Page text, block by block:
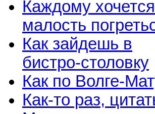
Каждому хочется
малость
Как зайдешь в
бистро-столовку
Как по Волге-
Как-то раз,